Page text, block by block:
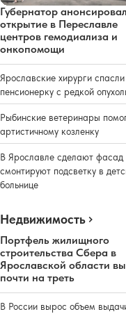
Губернатор анонсировал
открытие в Переславле
центров гемодиализа и
онкопомощи
Ярославские хирурги спасли
пенсионерку с редкой
Рыбинские ветеринары
артистичному козленку
В Ярославле сделают фасад
смонтируют подсветку в
больнице
Недвижимость
Портфель жилищного
строительства Сбера в
Ярославской области
почти на треть
В России вырос объем